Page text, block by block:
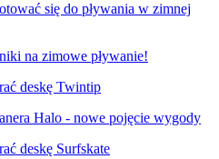
się do pływania w zimnej
na zimowe pływanie!
deskę Twintip
Halo - nowe pojęcie wygody
deskę Surfskate